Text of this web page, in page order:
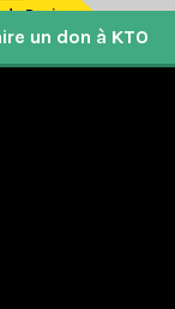
de Paris
un don à KTO